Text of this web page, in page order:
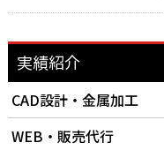
実績紹介
CAD設計・金属加工
2023/05/27
WEB・販売代行